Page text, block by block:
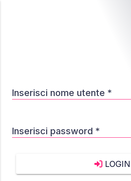
Inserisci nome utente *
Inserisci password *
LOGIN